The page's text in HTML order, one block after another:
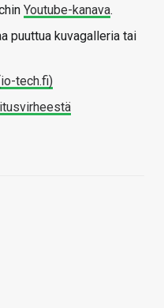
Youtube-kanava.
puuttua kuvagalleria tai
tech.fi)